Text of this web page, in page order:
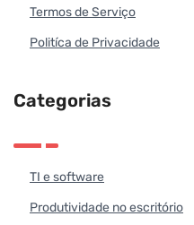
Termos de Serviço
Politíca de Privacidade
Categorias
TI e software
Produtividade no escritório